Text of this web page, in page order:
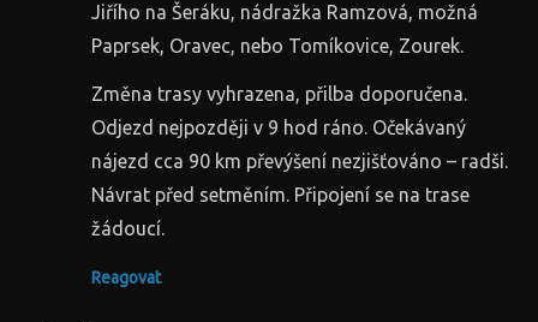
Jiřího na Šeráku, nádražka Ramzová, možná
Paprsek, Oravec, nebo Tomíkovice, Zourek.
Změna trasy vyhrazena, přilba doporučena.
Odjezd nejpozději v 9 hod ráno. Očekávaný
nájezd cca 90 km převýšení nezjišťováno – radši.
Návrat před setměním. Připojení se na trase
žádoucí.
Reagovat